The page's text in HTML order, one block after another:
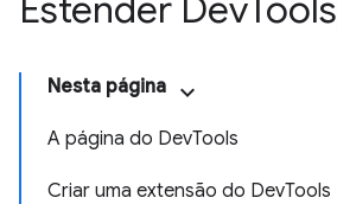
Estender DevTools
Nesta página
A página do DevTools
Criar uma extensão do DevTools